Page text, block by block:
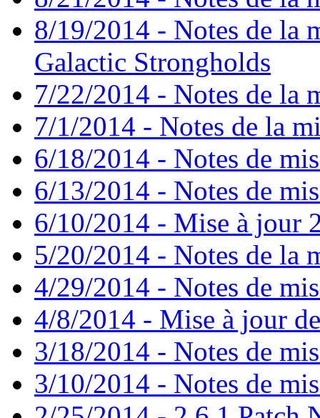
8/19/2014 - Notes de la
Galactic Strongholds
7/22/2014 - Notes de la
7/1/2014 - Notes de la
6/18/2014 - Notes de
6/13/2014 - Notes de
6/10/2014 - Mise à jour
5/20/2014 - Notes de la
4/29/2014 - Notes de
4/8/2014 - Mise à jour
3/18/2014 - Notes de
3/10/2014 - Notes de